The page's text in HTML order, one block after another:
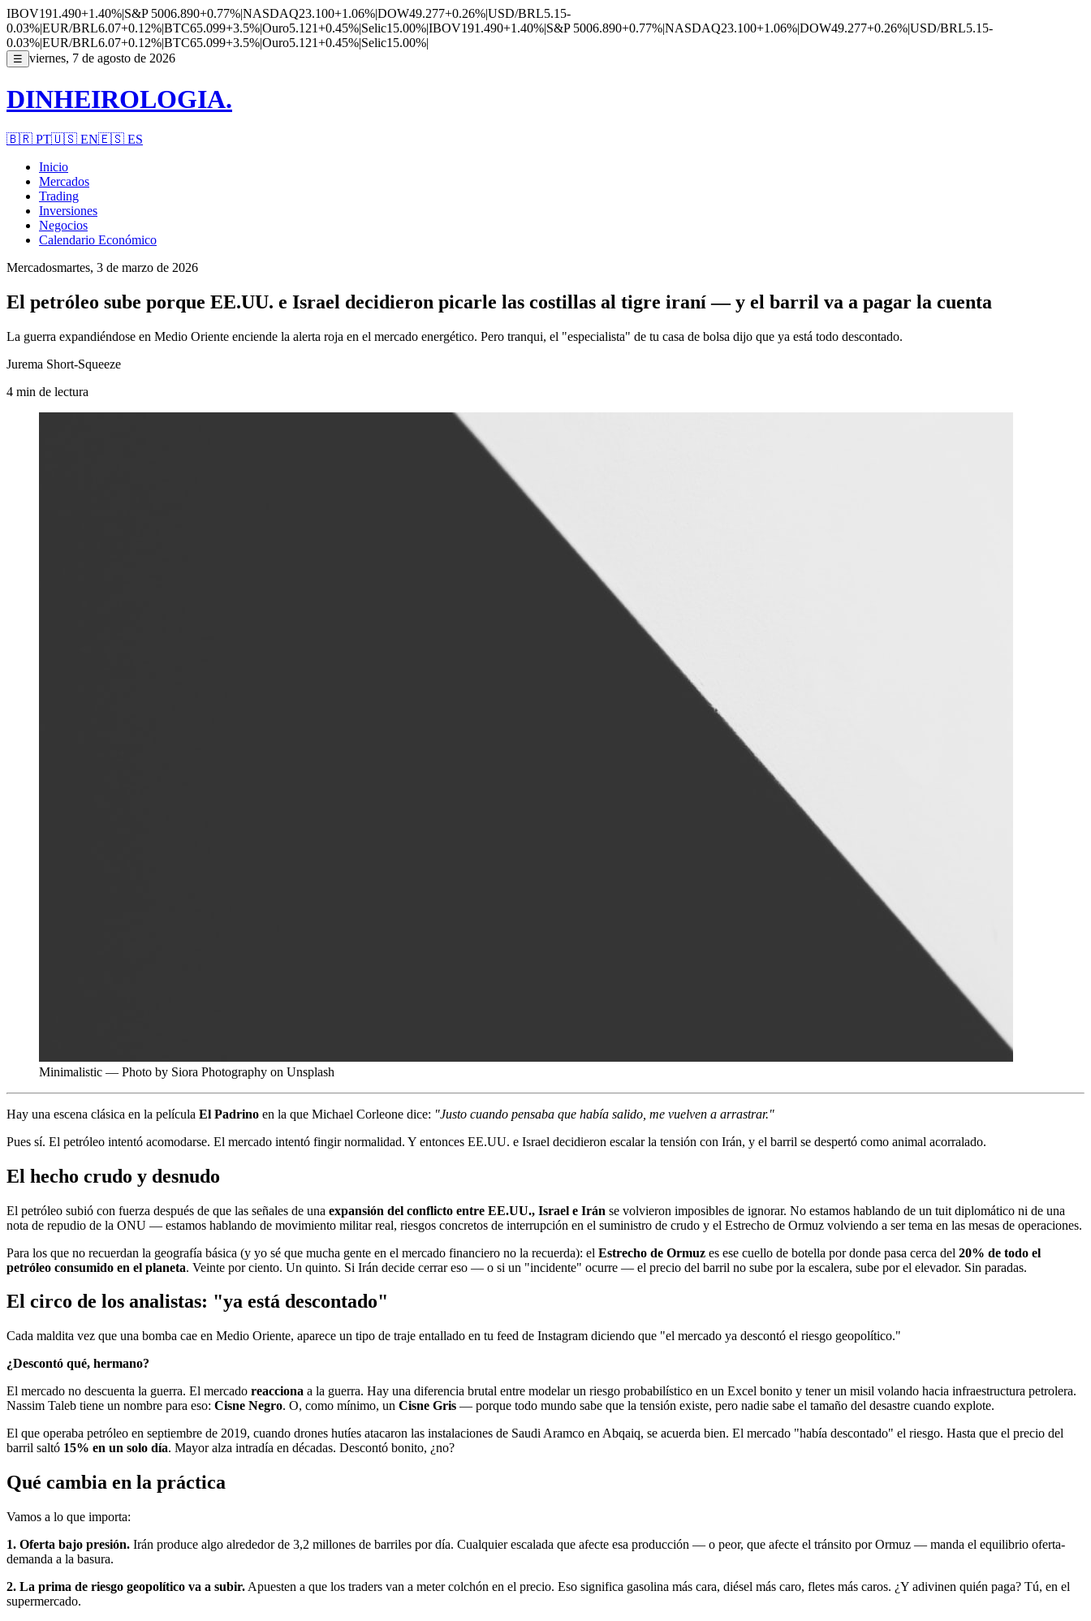
IBOV191.490+1.40%|S&P 5006.890+0.77%|NASDAQ23.100+1.06%|DOW49.277+0.26%|USD/BRL5.15-
0.03%|EUR/BRL6.07+0.12%|BTC65.099+3.5%|Ouro5.121+0.45%|Selic15.00%|IBOV191.490+1.40%|S&P 5006.890+0.77%|NASDAQ23.100+1.06%|DOW49.277+0.26%|USD/BRL5.15-
0.03%|EUR/BRL6.07+0.12%|BTC65.099+3.5%|Ouro5.121+0.45%|Selic15.00%|
☰ viernes, 7 de agosto de 2026
DINHEIROLOGIA.
🇧🇷 PT🇺🇸 EN🇪🇸 ES
Inicio
Mercados
Trading
Inversiones
Negocios
Calendario Económico
Mercadosmartes, 3 de marzo de 2026
El petróleo sube porque EE.UU. e Israel decidieron picarle las costillas al tigre iraní — y el barril va a pagar la cuenta
La guerra expandiéndose en Medio Oriente enciende la alerta roja en el mercado energético. Pero tranqui, el "especialista" de tu casa de bolsa dijo que ya está todo descontado.
Jurema Short-Squeeze
4 min de lectura
Minimalistic — Photo by Siora Photography on Unsplash
Hay una escena clásica en la película El Padrino en la que Michael Corleone dice: "Justo cuando pensaba que había salido, me vuelven a arrastrar."
Pues sí. El petróleo intentó acomodarse. El mercado intentó fingir normalidad. Y entonces EE.UU. e Israel decidieron escalar la tensión con Irán, y el barril se despertó como animal acorralado.
El hecho crudo y desnudo
El petróleo subió con fuerza después de que las señales de una expansión del conflicto entre EE.UU., Israel e Irán se volvieron imposibles de ignorar. No estamos hablando de un tuit diplomático ni de una
nota de repudio de la ONU — estamos hablando de movimiento militar real, riesgos concretos de interrupción en el suministro de crudo y el Estrecho de Ormuz volviendo a ser tema en las mesas de operaciones.
Para los que no recuerdan la geografía básica (y yo sé que mucha gente en el mercado financiero no la recuerda): el Estrecho de Ormuz es ese cuello de botella por donde pasa cerca del 20% de todo el
petróleo consumido en el planeta. Veinte por ciento. Un quinto. Si Irán decide cerrar eso — o si un "incidente" ocurre — el precio del barril no sube por la escalera, sube por el elevador. Sin paradas.
El circo de los analistas: "ya está descontado"
Cada maldita vez que una bomba cae en Medio Oriente, aparece un tipo de traje entallado en tu feed de Instagram diciendo que "el mercado ya descontó el riesgo geopolítico."
¿Descontó qué, hermano?
El mercado no descuenta la guerra. El mercado reacciona a la guerra. Hay una diferencia brutal entre modelar un riesgo probabilístico en un Excel bonito y tener un misil volando hacia infraestructura petrolera.
Nassim Taleb tiene un nombre para eso: Cisne Negro. O, como mínimo, un Cisne Gris — porque todo mundo sabe que la tensión existe, pero nadie sabe el tamaño del desastre cuando explote.
El que operaba petróleo en septiembre de 2019, cuando drones hutíes atacaron las instalaciones de Saudi Aramco en Abqaiq, se acuerda bien. El mercado "había descontado" el riesgo. Hasta que el precio del
barril saltó 15% en un solo día. Mayor alza intradía en décadas. Descontó bonito, ¿no?
Qué cambia en la práctica
Vamos a lo que importa:
1. Oferta bajo presión. Irán produce algo alrededor de 3,2 millones de barriles por día. Cualquier escalada que afecte esa producción — o peor, que afecte el tránsito por Ormuz — manda el equilibrio oferta-
demanda a la basura.
2. La prima de riesgo geopolítico va a subir. Apuesten a que los traders van a meter colchón en el precio. Eso significa gasolina más cara, diésel más caro, fletes más caros. ¿Y adivinen quién paga? Tú, en el
supermercado.